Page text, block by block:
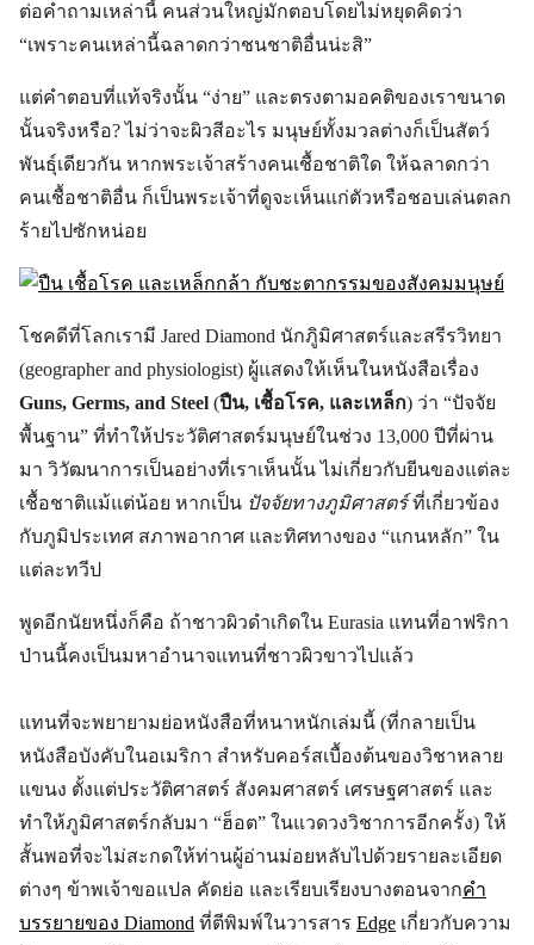
ต่อคำถามเหล่านี้ คนส่วนใหญ่มักตอบโดยไม่หยุดคิดว่า
“เพราะคนเหล่านี้ฉลาดกว่าชนชาติอื่นน่ะสิ”
แต่คำตอบที่แท้จริงนั้น “ง่าย” และตรงตามอคติของเราขนาด
นั้นจริงหรือ? ไม่ว่าจะผิวสีอะไร มนุษย์ทั้งมวลต่างก็เป็นสัตว์
พันธุ์เดียวกัน หากพระเจ้าสร้างคนเชื้อชาติใด ให้ฉลาดกว่า
คนเชื้อชาติอื่น ก็เป็นพระเจ้าที่ดูจะเห็นแก่ตัวหรือชอบเล่นตลก
ร้ายไปซักหน่อย
โชคดีที่โลกเรามี Jared Diamond นักภูิมิศาสตร์และสรีรวิทยา
(geographer and physiologist) ผู้แสดงให้เห็นในหนังสือเรื่อง
Guns, Germs, and Steel (ปืน, เชื้อโรค, และเหล็ก) ว่า “ปัจจัย
พื้นฐาน” ที่ทำให้ประวัติศาสตร์มนุษย์ในช่วง 13,000 ปีที่ผ่าน
มา วิวัฒนาการเป็นอย่างที่เราเห็นนั้น ไม่เกี่ยวกับยีนของแต่ละ
เชื้อชาติแม้แต่น้อย หากเป็น ปัจจัยทางภูมิศาสตร์ที่เกี่ยวข้อง
กับภูมิประเทศ สภาพอากาศ และทิศทางของ “แกนหลัก” ใน
แต่ละทวีป
พูดอีกนัยหนึ่งก็คือ ถ้าชาวผิวดำเกิดใน Eurasia แทนที่อาฟริกา
ป่านนี้คงเป็นมหาอำนาจแทนที่ชาวผิวขาวไปแล้ว
แทนที่จะพยายามย่อหนังสือที่หนาหนักเล่มนี้ (ที่กลายเป็น
หนังสือบังคับในอเมริกา สำหรับคอร์สเบื้องต้นของวิชาหลาย
แขนง ตั้งแต่ประวัติศาสตร์ สังคมศาสตร์ เศรษฐศาสตร์ และ
ทำให้ภูมิศาสตร์กลับมา “ฮ็อต” ในแวดวงวิชาการอีกครั้ง) ให้
สั้นพอที่จะไม่สะกดให้ท่านผู้อ่านม่อยหลับไปด้วยรายละเอียด
ต่างๆ ข้าพเจ้าขอแปล คัดย่อ และเรียบเรียงบางตอนจากคำ
บรรยายของ Diamond ที่ตีพิมพ์ในวารสาร Edge เกี่ยวกับความ